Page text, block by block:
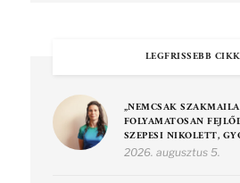
LEGFRISSEBB
„NEMCSAK
FOLYAMATOSAN
SZEPESI NIKOLETT,
2026. augusztus 5.